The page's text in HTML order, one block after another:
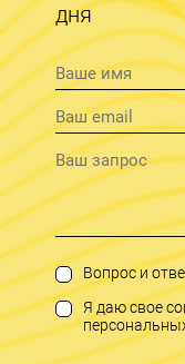
дня
Вопрос и
Я даю свое